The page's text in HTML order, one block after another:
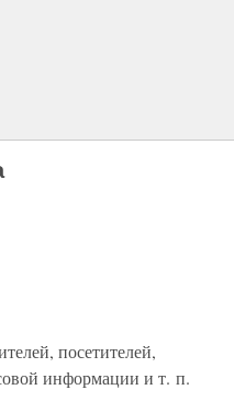
посетителей,
информации и т. п.